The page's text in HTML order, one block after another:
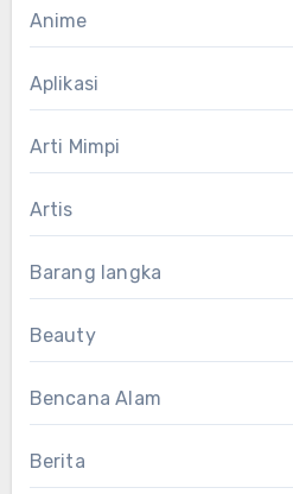
Anime
Aplikasi
Arti Mimpi
Artis
Barang langka
Beauty
Bencana Alam
Berita